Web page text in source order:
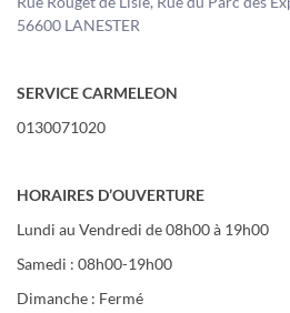
56600 LANESTER
SERVICE CARMELEON
0130071020
HORAIRES D’OUVERTURE
Lundi au Vendredi de 08h00 à 19h00
Samedi : 08h00-19h00
Dimanche : Fermé